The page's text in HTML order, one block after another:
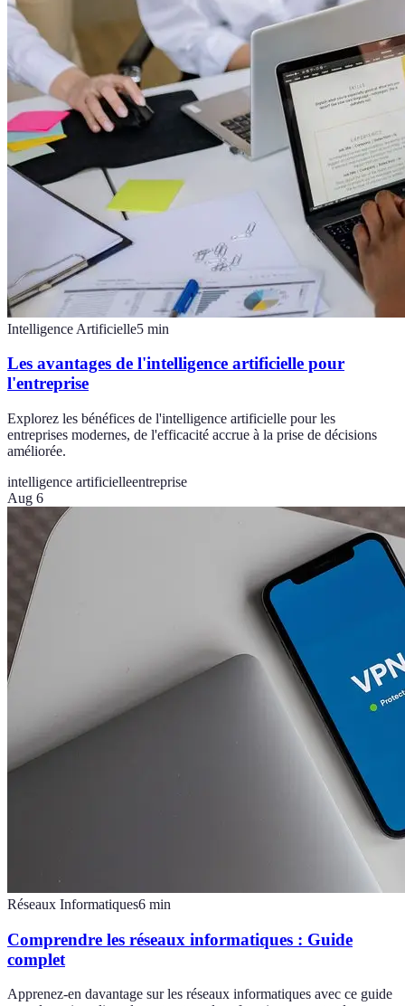
Intelligence Artificielle5 min
Les avantages de l'intelligence artificielle pour
l'entreprise
Explorez les bénéfices de l'intelligence artificielle pour les
entreprises modernes, de l'efficacité accrue à la prise de décisions
améliorée.
intelligence artificielleentreprise
Aug 6
Réseaux Informatiques6 min
Comprendre les réseaux informatiques : Guide
complet
Apprenez-en davantage sur les réseaux informatiques avec ce guide